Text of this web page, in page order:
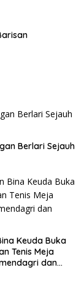
Berlari Sejauh
Keuda Buka
Tenis Meja
dan